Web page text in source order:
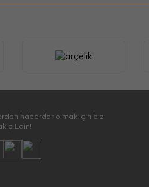
haberdar olmak için bizi
Edin!